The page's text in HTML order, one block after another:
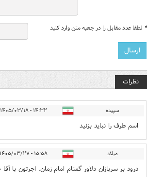
* لطفا عدد مقابل را در جعبه متن وارد کنید
نظرات
سپیده ۱۴:۳۲ - ۱۴۰۵/۰۳/۱۸
اسم طرف را نباید بزنید
میلاد ۱۵:۵۸ - ۱۴۰۵/۰۳/۲۷
درود بر سربازان دلاور گمنام امام زمان. اجرتون با